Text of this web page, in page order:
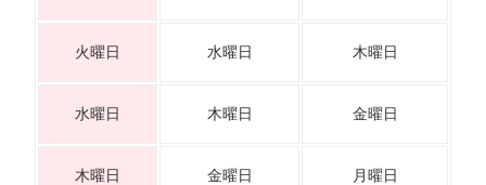
火曜日 水曜日 木曜日
水曜日 木曜日 金曜日
木曜日 金曜日 月曜日